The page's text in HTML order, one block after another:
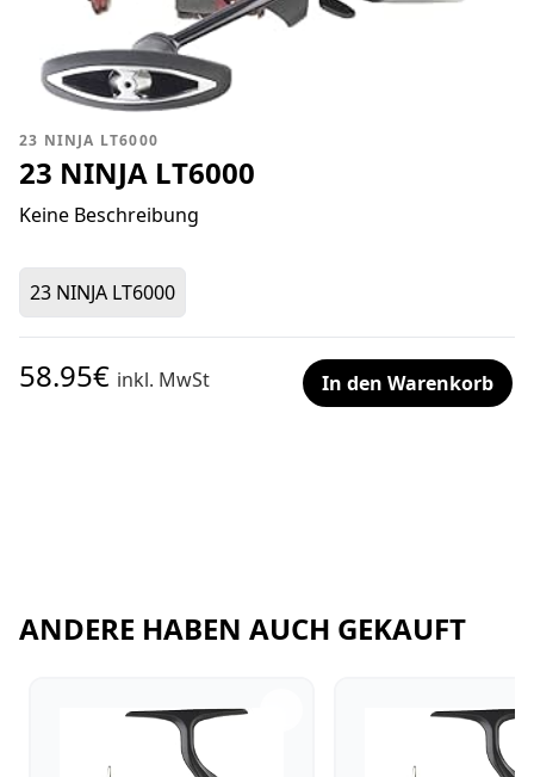
23 NINJA LT6000
23 NINJA LT6000
Keine Beschreibung
23 NINJA LT6000
58.95€ inkl. MwSt In den Warenkorb
ANDERE HABEN AUCH GEKAUFT